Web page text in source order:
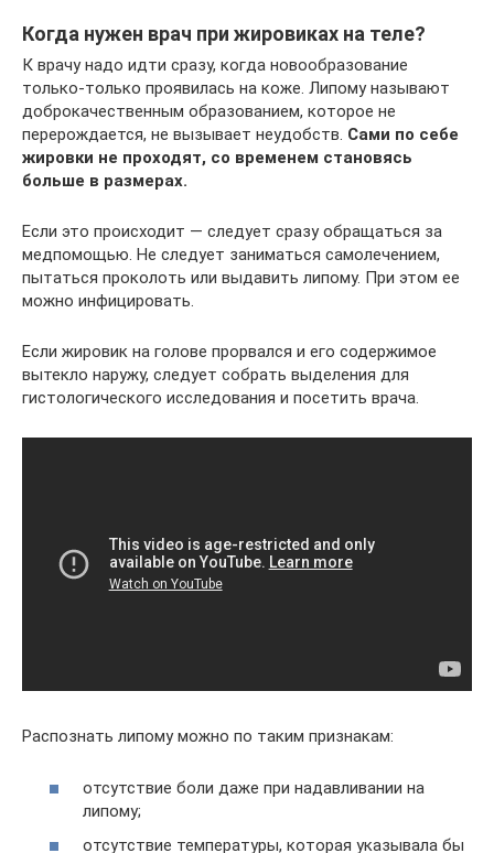
Когда нужен врач при жировиках на теле?
К врачу надо идти сразу, когда новообразование
только-только проявилась на коже. Липому называют
доброкачественным образованием, которое не
перерождается, не вызывает неудобств. Сами по себе
жировки не проходят, со временем становясь
больше в размерах.
Если это происходит — следует сразу обращаться за
медпомощью. Не следует заниматься самолечением,
пытаться проколоть или выдавить липому. При этом ее
можно инфицировать.
Если жировик на голове прорвался и его содержимое
вытекло наружу, следует собрать выделения для
гистологического исследования и посетить врача.
Распознать липому можно по таким признакам:
отсутствие боли даже при надавливании на
липому;
отсутствие температуры, которая указывала бы